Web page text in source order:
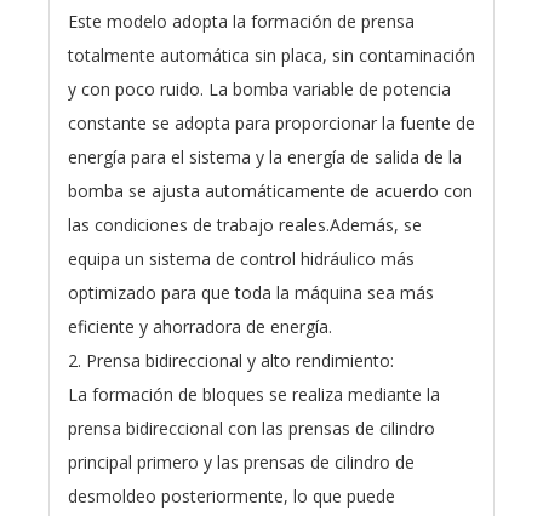
Este modelo adopta la formación de prensa
totalmente automática sin placa, sin contaminación
y con poco ruido. La bomba variable de potencia
constante se adopta para proporcionar la fuente de
energía para el sistema y la energía de salida de la
bomba se ajusta automáticamente de acuerdo con
las condiciones de trabajo reales.Además, se
equipa un sistema de control hidráulico más
optimizado para que toda la máquina sea más
eficiente y ahorradora de energía.
2. Prensa bidireccional y alto rendimiento:
La formación de bloques se realiza mediante la
prensa bidireccional con las prensas de cilindro
principal primero y las prensas de cilindro de
desmoldeo posteriormente, lo que puede